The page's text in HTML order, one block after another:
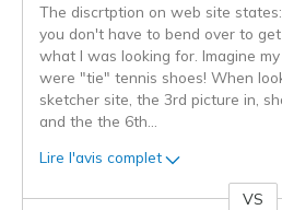
The discrtption on web site
you don't have to bend over to
what I was looking for. Imagine
were "tie" tennis shoes! When
sketcher site, the 3rd picture in,
and the the 6th
Lire l'avis complet
VS